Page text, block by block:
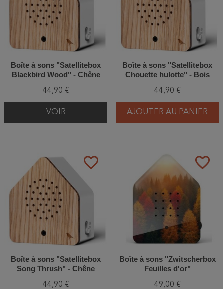
Boîte à sons "Satellitebox
Blackbird Wood" - Chêne
44,90 €
VOIR
Boîte à sons "Satellitebox
Chouette hulotte" - Bois
44,90 €
AJOUTER AU PANIER
favorite_border
Boîte à sons "Satellitebox
Song Thrush" - Chêne
44,90 €
favorite_border
Boîte à sons "Zwitscherbox
Feuilles d'or"
49,00 €